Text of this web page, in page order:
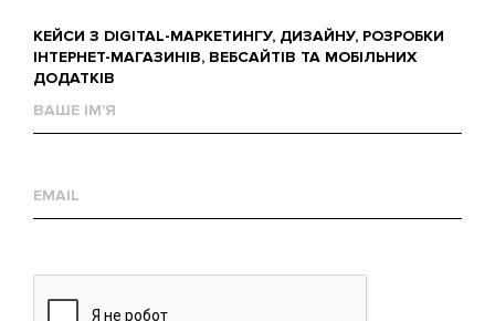
КЕЙСИ З DIGITAL-МАРКЕТИНГУ, ДИЗАЙНУ, РОЗРОБКИ
ІНТЕРНЕТ-МАГАЗИНІВ, ВЕБСАЙТІВ ТА МОБІЛЬНИХ
ДОДАТКІВ
им'я
mail